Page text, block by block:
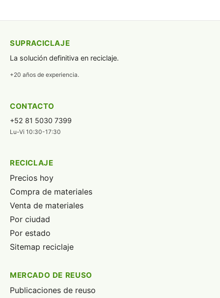
SUPRACICLAJE
La solución definitiva en reciclaje.
+20 años de experiencia.
CONTACTO
+52 81 5030 7399
Lu-Vi 10:30-17:30
RECICLAJE
Precios hoy
Compra de materiales
Venta de materiales
Por ciudad
Por estado
Sitemap reciclaje
MERCADO DE REUSO
Publicaciones de reuso